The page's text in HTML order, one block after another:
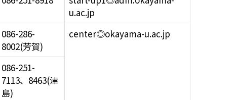
u.ac.jp
086-286-
8002(芳賀)
center◎okayama-u.ac.jp
086-251-
7113、8463(津
島)